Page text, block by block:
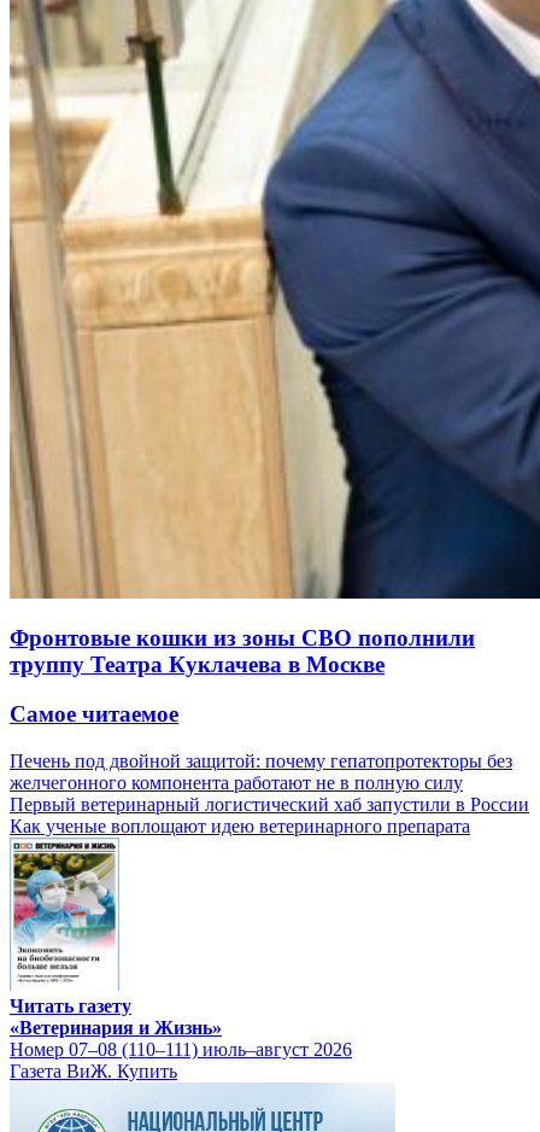
Фронтовые кошки из зоны СВО пополнили
труппу Театра Куклачева в Москве
Самое читаемое
Печень под двойной защитой: почему гепатопротекторы без
желчегонного компонента работают не в полную силу
Первый ветеринарный логистический хаб запустили в России
Как ученые воплощают идею ветеринарного препарата
Читать газету
«Ветеринария и Жизнь»
Номер 07–08 (110–111) июль–август 2026
Газета ВиЖ. Купить